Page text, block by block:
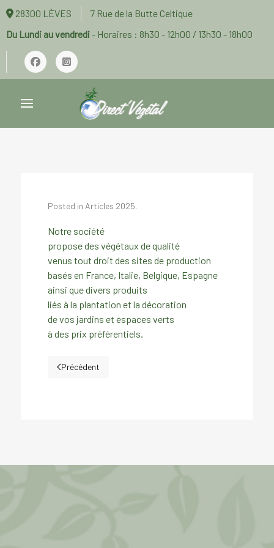
28300 LÈVES
7 Rue de la Butte Celtique
Du Lundi au vendredi- Horaires : 8h30 - 12h00 / 13h30 - 18h00
Posted in Articles 2025.
Notre société
propose des végétaux de qualité
venus tout droit des sites de production
basés en France, Italie, Belgique, Espagne
ainsi que divers produits
liés à la plantation et la décoration
de vos jardins et espaces verts
à des prix préférentiels.
Article précédent : Gros sujets
Précédent